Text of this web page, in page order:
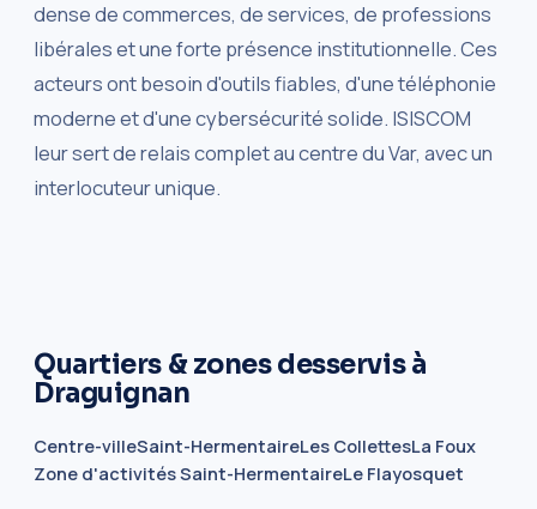
dense de commerces, de services, de professions
libérales et une forte présence institutionnelle. Ces
acteurs ont besoin d'outils fiables, d'une téléphonie
moderne et d'une cybersécurité solide. ISISCOM
leur sert de relais complet au centre du Var, avec un
interlocuteur unique.
Quartiers & zones desservis à
Draguignan
Centre-villeSaint-HermentaireLes CollettesLa Foux
Zone d'activités Saint-HermentaireLe Flayosquet